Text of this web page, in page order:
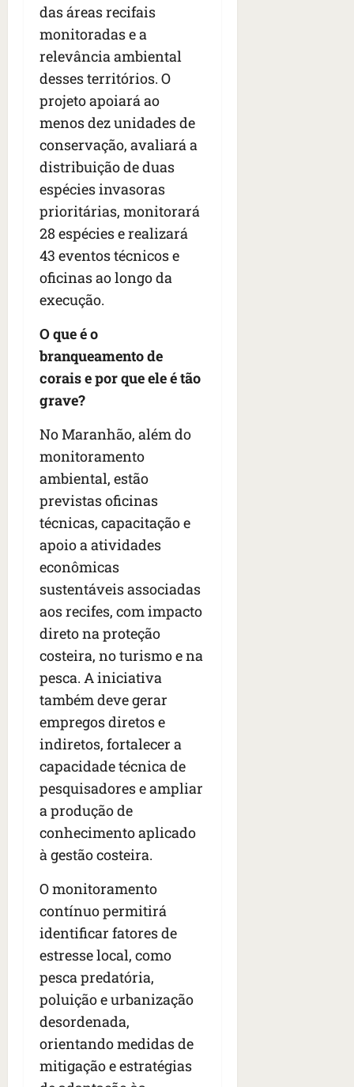
das áreas recifais
monitoradas e a
relevância ambiental
desses territórios. O
projeto apoiará ao
menos dez unidades de
conservação, avaliará a
distribuição de duas
espécies invasoras
prioritárias, monitorará
28 espécies e realizará
43 eventos técnicos e
oficinas ao longo da
execução.
O que é o
branqueamento de
corais e por que ele é tão
grave?
No Maranhão, além do
monitoramento
ambiental, estão
previstas oficinas
técnicas, capacitação e
apoio a atividades
econômicas
sustentáveis associadas
aos recifes, com impacto
direto na proteção
costeira, no turismo e na
pesca. A iniciativa
também deve gerar
empregos diretos e
indiretos, fortalecer a
capacidade técnica de
pesquisadores e ampliar
a produção de
conhecimento aplicado
à gestão costeira.
O monitoramento
contínuo permitirá
identificar fatores de
estresse local, como
pesca predatória,
poluição e urbanização
desordenada,
orientando medidas de
mitigação e estratégias